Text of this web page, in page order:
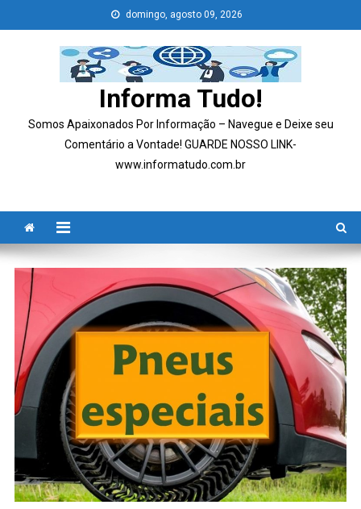
to
domingo, agosto 09, 2026
Informa Tudo!
Somos Apaixonados Por Informação – Navegue e Deixe seu
Comentário a Vontade! GUARDE NOSSO LINK-
www.informatudo.com.br